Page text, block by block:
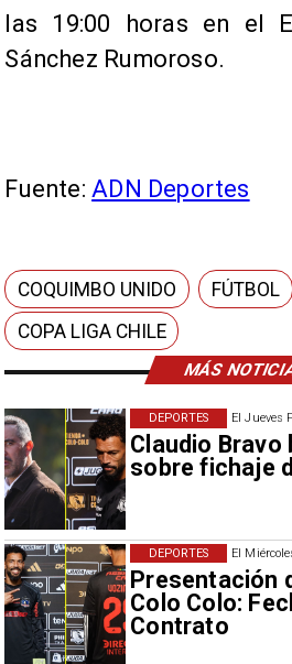
MÁS
El Jueves
Claudio
sobre fichaje
DEPORTES
El
Presentación
Colo Colo:
Contrato
DEPORTES
las 19:00 horas en el
Sánchez Rumoroso.
Fuente:ADN Deportes
COQUIMBO UNIDO FÚTBOL
COPA LIGA CHILE